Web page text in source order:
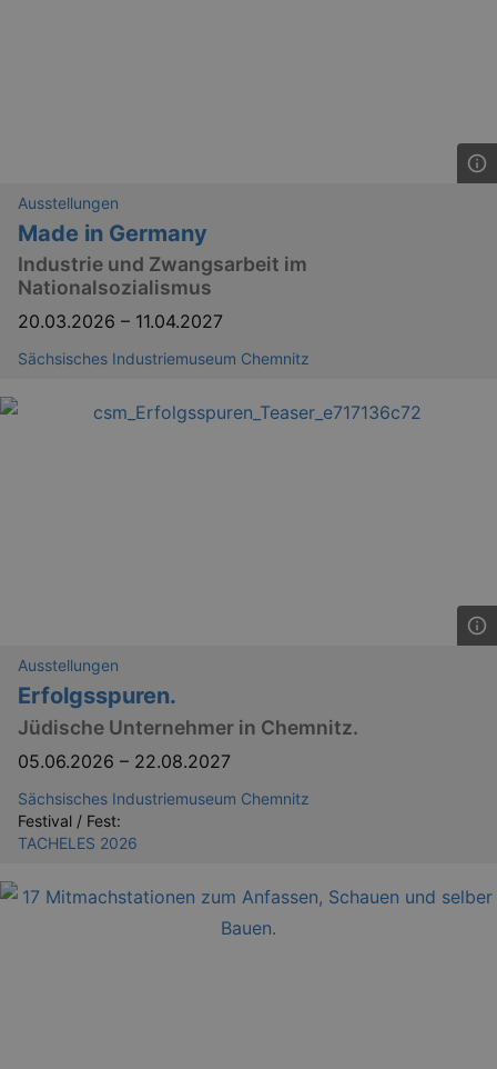
Ausstellungen
Made in Germany
Industrie und Zwangsarbeit im
Nationalsozialismus
20.03.2026 – 11.04.2027
Sächsisches Industriemuseum Chemnitz
Ausstellungen
Erfolgsspuren.
Jüdische Unternehmer in Chemnitz.
05.06.2026 – 22.08.2027
Sächsisches Industriemuseum Chemnitz
Festival / Fest:
TACHELES 2026